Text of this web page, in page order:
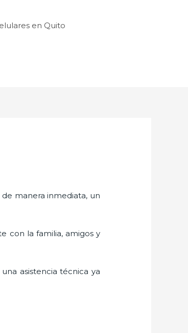
en Quito
manera inmediata, un
con la familia, amigos y
asistencia técnica ya